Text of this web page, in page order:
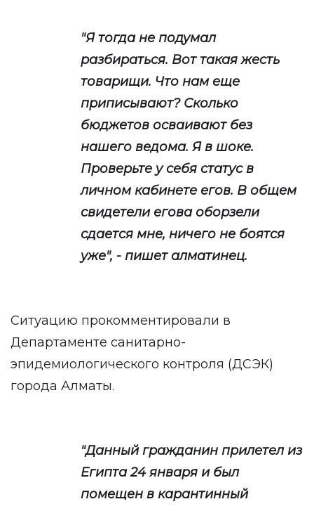
"Я тогда не подумал
разбираться. Вот такая жесть
товарищи. Что нам еще
приписывают? Сколько
бюджетов осваивают без
нашего ведома. Я в шоке.
Проверьте у себя статус в
личном кабинете егов. В общем
свидетели егова оборзели
сдается мне, ничего не боятся
уже", - пишет алматинец.
Ситуацию прокомментировали в
Департаменте санитарно-
эпидемиологического контроля (ДСЭК)
города Алматы.
"Данный гражданин прилетел из
Египта 24 января и был
помещен в карантинный